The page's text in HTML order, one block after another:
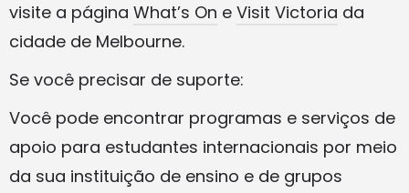
visite a página What’s On e Visit Victoria da
cidade de Melbourne.
Se você precisar de suporte:
Você pode encontrar programas e serviços de
apoio para estudantes internacionais por meio
da sua instituição de ensino e de grupos